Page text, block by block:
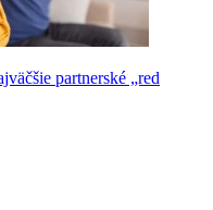
partnerské „red